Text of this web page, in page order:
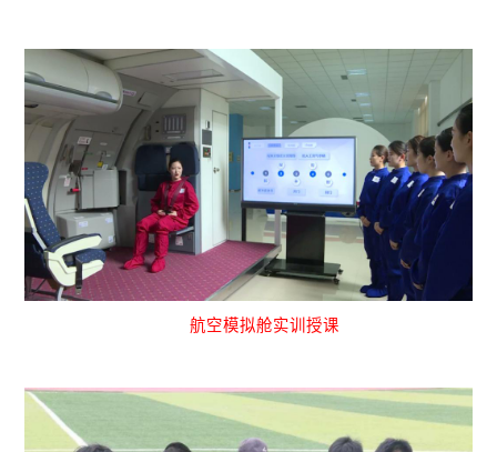
航空模拟舱实训授课